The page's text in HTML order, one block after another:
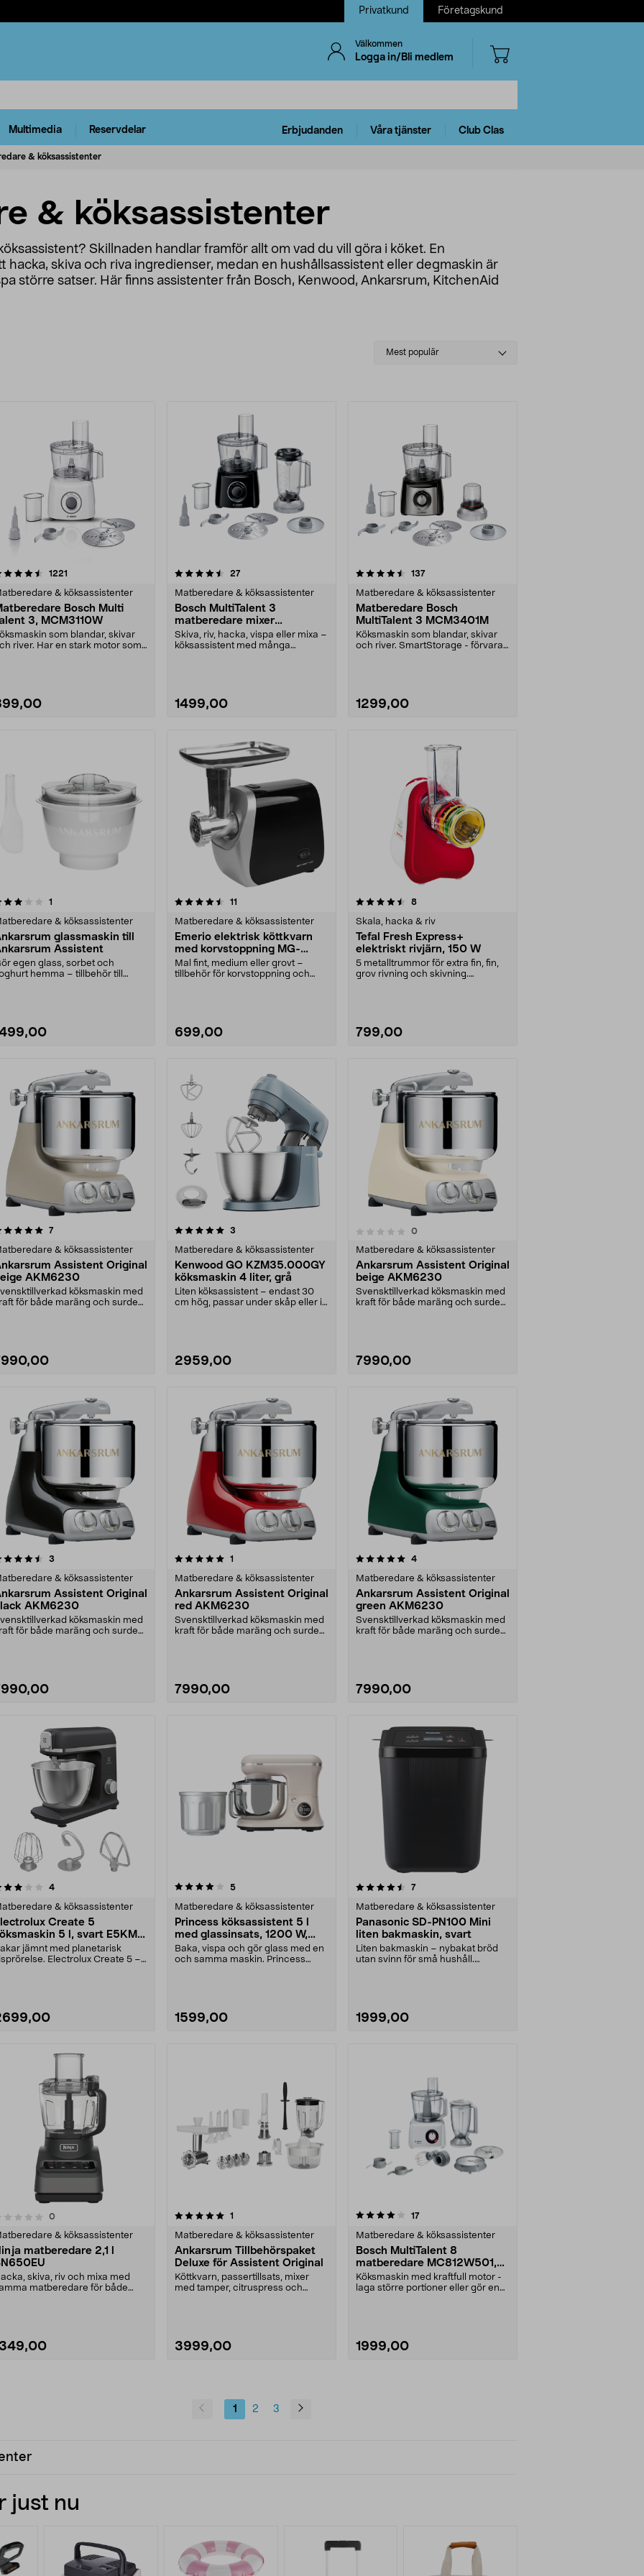
Privatkund Företagskund
Välkommen
Logga in/Bli medlem
Multimedia Reservdelar Erbjudanden Våra tjänster Club Clas
& köksassistenter
& köksassistenter
Skillnaden handlar framför allt om vad du vill göra i köket. En
hacka, skiva och riva ingredienser, medan en hushållsassistent eller degmaskin är
större satser. Här finns assistenter från Bosch, Kenwood, Ankarsrum, KitchenAid
Select
Mest populär
1221
& köksassistenter
Bosch Multi
3, MCM3110W
som blandar, skivar
river. Har en stark motor som
4.5 av 5 stjärnor 27recensioner
Matberedare & köksassistenter
Bosch MultiTalent 3
matberedare mixer
MCM3201B
Skiva, riv, hacka, vispa eller mixa –
köksassistent med många
1499,00
4.5 av 5 stjärnor 137recensioner
Matberedare & köksassistenter
Matberedare Bosch
MultiTalent 3 MCM3401M
Köksmaskin som blandar, skivar
och river. SmartStorage - förvara
1299,00
1
& köksassistenter
glassmaskin till
Assistent
egen glass, sorbet och
hemma – tillbehör till
4.5 av 5 stjärnor 11
Matberedare & köksassistenter
Emerio elektrisk köttkvarn
med korvstoppning MG-
130207
Mal fint, medium eller grovt –
tillbehör för korvstoppning och
699,00
4.5 av 5 stjärnor 8recensioner
Skala, hacka & riv
Tefal Fresh Express+
elektriskt rivjärn, 150 W
5 metalltrummor för extra fin, fin,
grov rivning och skivning.
799,00
7recensioner
& köksassistenter
Assistent Original
AKM6230
köksmaskin med
för både maräng och surdeg.
5.0 av 5 stjärnor 3
Matberedare & köksassistenter
Kenwood GO KZM35.000GY
köksmaskin 4 liter, grå
Liten köksassistent – endast 30
cm hög, passar under skåp eller i
2959,00
0.0 av 5 stjärnor 0
Matberedare & köksassistenter
Ankarsrum Assistent Original
beige AKM6230
Svensktillverkad köksmaskin med
kraft för både maräng och surdeg.
7990,00
3
& köksassistenter
Assistent Original
AKM6230
köksmaskin med
för både maräng och surdeg.
5.0 av 5 stjärnor 1
Matberedare & köksassistenter
Ankarsrum Assistent Original
red AKM6230
Svensktillverkad köksmaskin med
kraft för både maräng och surdeg.
7990,00
5.0 av 5 stjärnor 4recensioner
Matberedare & köksassistenter
Ankarsrum Assistent Original
green AKM6230
Svensktillverkad köksmaskin med
kraft för både maräng och surdeg.
7990,00
4recensioner
& köksassistenter
Create 5
5 l, svart E5KM1-
jämnt med planetarisk
Electrolux Create 5 –
4.0 av 5 stjärnor 5recensioner
Matberedare & köksassistenter
Princess köksassistent 5 l
med glassinsats, 1200 W,
220138
Baka, vispa och gör glass med en
och samma maskin. Princess
1599,00
4.5 av 5 stjärnor 7recensioner
Matberedare & köksassistenter
Panasonic SD-PN100 Mini
liten bakmaskin, svart
Liten bakmaskin – nybakat bröd
utan svinn för små hushåll.
1999,00
0
& köksassistenter
matberedare 2,1 l
skiva, riv och mixa med
matberedare för både
5.0 av 5 stjärnor 1
Matberedare & köksassistenter
Ankarsrum Tillbehörspaket
Deluxe för Assistent Original
Köttkvarn, passertillsats, mixer
med tamper, citruspress och
3999,00
4.0 av 5 stjärnor 17recensioner
Matberedare & köksassistenter
Bosch MultiTalent 8
matberedare MC812W501,
1000 W
Köksmaskin med kraftfull motor -
laga större portioner eller gör en
1999,00
1 2 3
just nu